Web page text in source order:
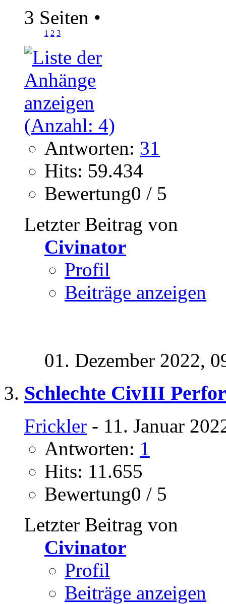
3 Seiten •
1 2 3
Antworten: 31
Hits: 59.434
Bewertung0 / 5
Letzter Beitrag von
Civinator
Profil
Beiträge anzeigen
01. Dezember 2022,
Schlechte CivIII
Frickler - 11. Januar
Antworten: 1
Hits: 11.655
Bewertung0 / 5
Letzter Beitrag von
Civinator
Profil
Beiträge anzeigen